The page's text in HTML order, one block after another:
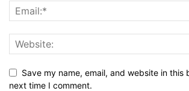
Save my name, email, and website in this
next time I comment.